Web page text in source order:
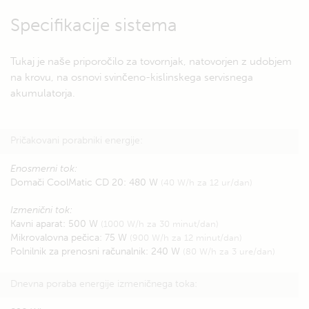
Specifikacije sistema
Tukaj je naše priporočilo za tovornjak, natovorjen z udobjem
na krovu, na osnovi svinčeno-kislinskega servisnega
akumulatorja.
Pričakovani porabniki energije:
Enosmerni tok:
Domači CoolMatic CD 20: 480 W
(40 W/h za 12 ur/dan)
Izmenični tok:
Kavni aparat: 500 W
(1000 W/h za 30 minut/dan)
Mikrovalovna pečica: 75 W (900 W/h za 12 minut/dan)
Polnilnik za prenosni računalnik: 240 W (80 W/h za 3 ure/dan)
Dnevna poraba energije izmeničnega toka: